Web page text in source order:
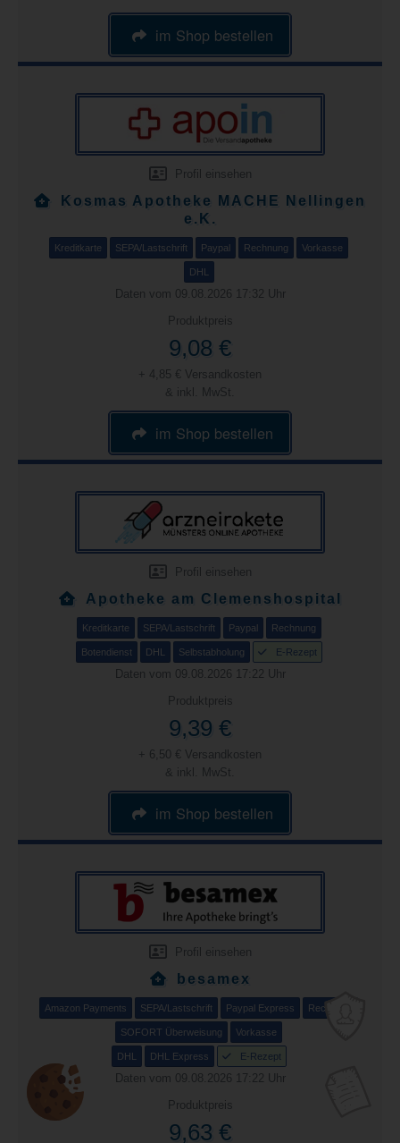
im Shop bestellen
Profil einsehen
Kosmas Apotheke MACHE Nellingen
e.K.
Kreditkarte SEPA/Lastschrift Paypal Rechnung Vorkasse
DHL
Daten vom 09.08.2026 17:32 Uhr
Produktpreis
9,08 €
+ 4,85 € Versandkosten
& inkl. MwSt.
im Shop bestellen
Profil einsehen
Apotheke am Clemenshospital
Kreditkarte SEPA/Lastschrift Paypal Rechnung
Botendienst DHL Selbstabholung E-Rezept
Daten vom 09.08.2026 17:22 Uhr
Produktpreis
9,39 €
+ 6,50 € Versandkosten
& inkl. MwSt.
im Shop bestellen
Profil einsehen
besamex
Amazon Payments SEPA/Lastschrift Paypal Express Rechnung
SOFORT Überweisung Vorkasse
DHL DHL Express E-Rezept
Daten vom 09.08.2026 17:22 Uhr
Produktpreis
9,63 €